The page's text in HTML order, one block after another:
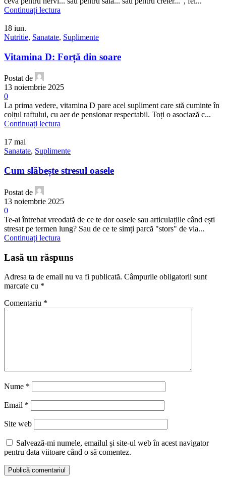
Continuați lectura
18 iun.
Nutritie, Sanatate, Suplimente
Vitamina D: Forță din soare
Postat de
13 noiembrie 2025
0
La prima vedere, vitamina D pare acel supliment care stă cuminte în
colțul raftului, cu aer de pensionar respectabil. Toți o asociază c...
Continuați lectura
17 mai
Sanatate, Suplimente
Cum slăbește stresul oasele
Postat de
13 noiembrie 2025
0
Te-ai întrebat vreodată de ce te dor oasele sau articulațiile când ești
stresat pe termen lung? Sau de ce te simți parcă "stors" de vla...
Continuați lectura
Lasă un răspuns
Adresa ta de email nu va fi publicată. Câmpurile obligatorii sunt
marcate cu *
Comentariu *
Nume *
Email *
Site web
Salvează-mi numele, emailul și site-ul web în acest navigator
pentru data viitoare când o să comentez.